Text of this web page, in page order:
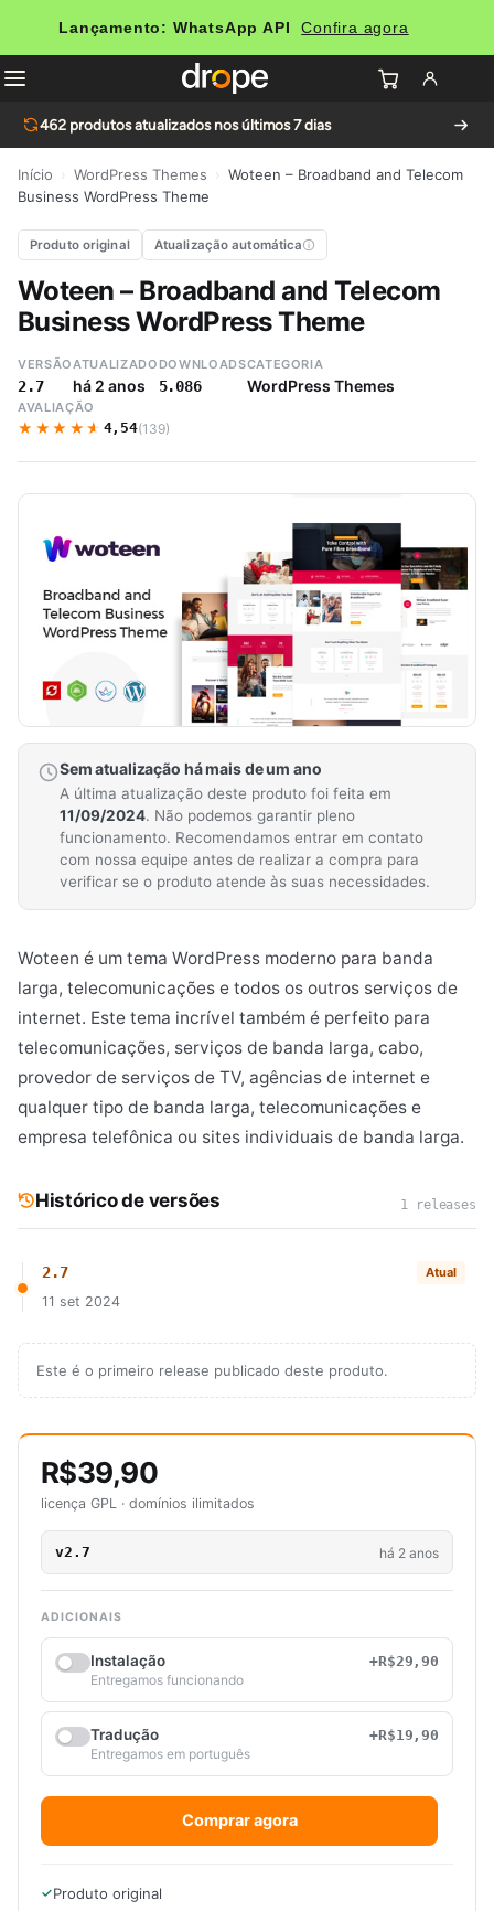
Lançamento: WhatsApp API Confira agora
462 produtos atualizados nos últimos 7 dias
Início WordPress Themes
Woteen – Broadband and Telecom
Business WordPress Theme
Produto original Atualização automática
Woteen – Broadband and Telecom
Business WordPress Theme
VERSÃO
2.7
ATUALIZADO
há 2 anos
DOWNLOADS
5.086
CATEGORIA
WordPress Themes
AVALIAÇÃO
★★★★★
★★★★★ 4,54(139)
Sem atualização há mais de um ano
A última atualização deste produto foi feita em
11/09/2024. Não podemos garantir pleno
funcionamento. Recomendamos entrar em contato
com nossa equipe antes de realizar a compra para
verificar se o produto atende às suas necessidades.
Woteen é um tema WordPress moderno para banda
larga, telecomunicações e todos os outros serviços de
internet. Este tema incrível também é perfeito para
telecomunicações, serviços de banda larga, cabo,
provedor de serviços de TV, agências de internet e
qualquer tipo de banda larga, telecomunicações e
empresa telefônica ou sites individuais de banda larga.
Histórico de versões 1 releases
2.7 Atual
11 set 2024
Este é o primeiro release publicado deste produto.
R$39,90
licença GPL · domínios ilimitados
v2.7 há 2 anos
ADICIONAIS
Instalação
+R$29,90
Entregamos funcionando
Tradução
+R$19,90
Entregamos em português
Comprar agora
Produto original